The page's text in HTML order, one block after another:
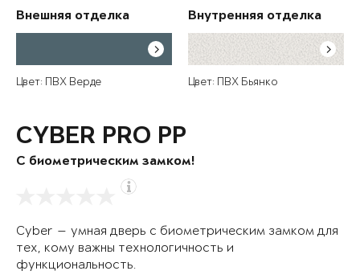
Внешняя отделка
Цвет: ПВХ Верде
Внутренняя отделка
Цвет: ПВХ Бьянко
CYBER PRO PP
С биометрическим замком!
Cyber — умная дверь с биометрическим замком для
тех, кому важны технологичность и
функциональность.